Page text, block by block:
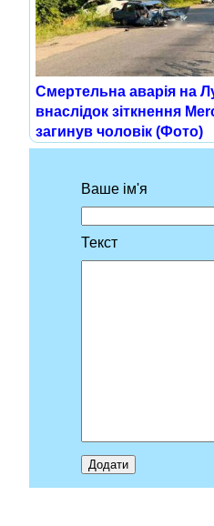
Смертельна аварія на
внаслідок зіткнення
загинув чоловік (Фото)
Ваше ім'я
Текст